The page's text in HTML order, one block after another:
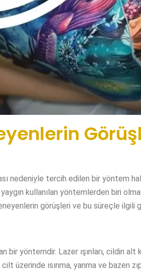
nedeniyle tercih edilen bir yöntem
kullanılan yöntemlerden biri
görüşleri ve bu süreçle ilgili
yöntemdir. Lazer ışınları, cildin
üzerinde ısınma, yanma ve bazen